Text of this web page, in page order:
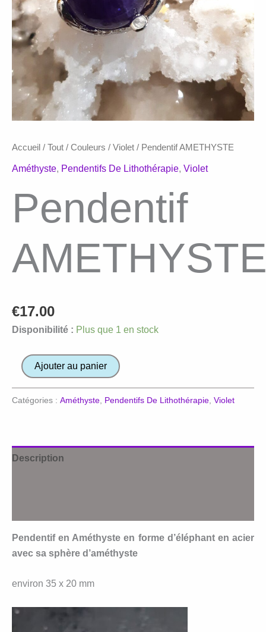
Accueil / Tout / Couleurs / Violet / Pendentif AMETHYSTE
Améthyste, Pendentifs De Lithothérapie, Violet
Pendentif
€17.00
Disponibilité : Plus que 1 en stock
quantité
AMETHYSTE
Ajouter au panier
Catégories : Améthyste Pendentifs De Lithothérapie Violet
Description
Pendentif en Améthyste en forme d’éléphant en acier
avec sa sphère d’améthyste
environ 35 x 20 mm